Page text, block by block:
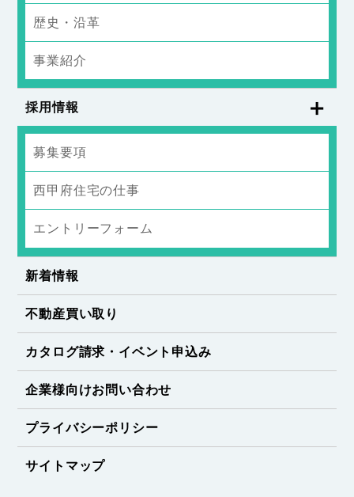
歴史・沿革
事業紹介
採用情報
募集要項
西甲府住宅の仕事
エントリーフォーム
新着情報
不動産買い取り
カタログ請求・イベント申込み
企業様向けお問い合わせ
プライバシーポリシー
サイトマップ